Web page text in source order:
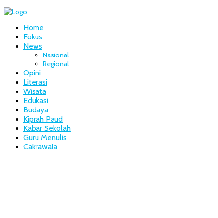
Home
Fokus
News
Nasional
Regional
Opini
Literasi
Wisata
Edukasi
Budaya
Kiprah Paud
Kabar Sekolah
Guru Menulis
Cakrawala